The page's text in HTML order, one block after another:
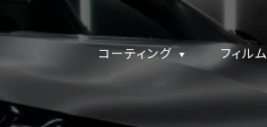
コーティング フィルム